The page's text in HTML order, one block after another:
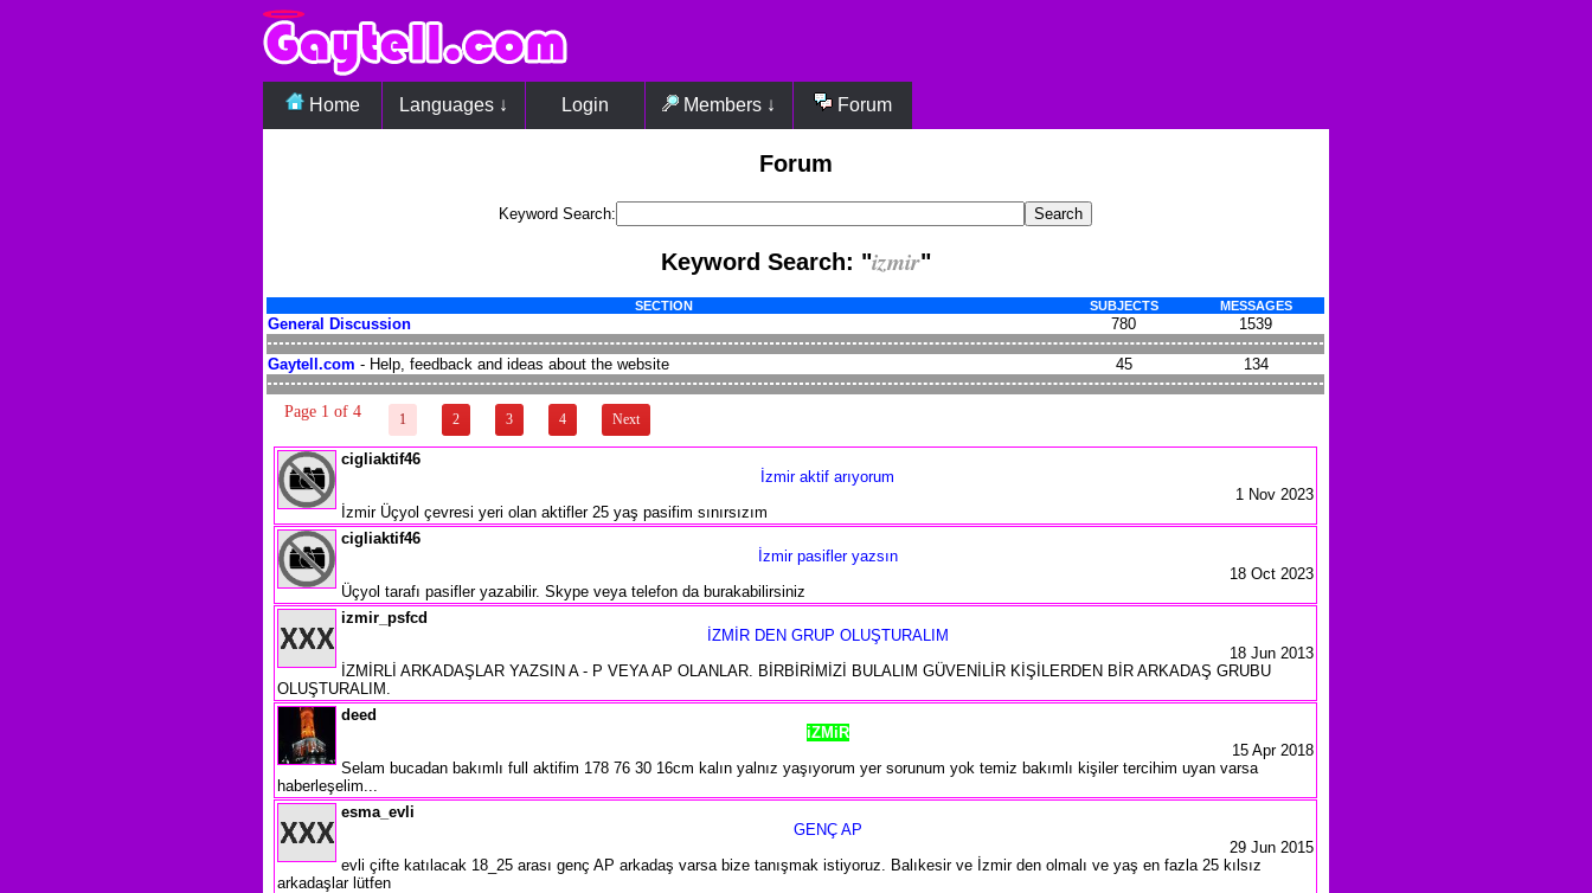
Home Languages ↓ Login Members ↓ Forum
Forum
Keyword Search:
Keyword Search: "izmir"
SECTION SUBJECTS MESSAGES
General Discussion 780 1539
Gaytell.com - Help, feedback and ideas about the website 45 134
Page 1 of 4 1 2 3 4 Next
cigliaktif46
İzmir aktif arıyorum
1 Nov 2023
İzmir Üçyol çevresi yeri olan aktifler 25 yaş pasifim sınırsızım
cigliaktif46
İzmir pasifler yazsın
18 Oct 2023
Üçyol tarafı pasifler yazabilir. Skype veya telefon da burakabilirsiniz
izmir_psfcd
İZMİR DEN GRUP OLUŞTURALIM
18 Jun 2013
İZMİRLİ ARKADAŞLAR YAZSIN A - P VEYA AP OLANLAR. BİRBİRİMİZİ BULALIM GÜVENİLİR KİŞİLERDEN BİR ARKADAŞ GRUBU
OLUŞTURALIM.
deed
iZMiR
15 Apr 2018
Selam bucadan bakımlı full aktifim 178 76 30 16cm kalın yalnız yaşıyorum yer sorunum yok temiz bakımlı kişiler tercihim uyan varsa
haberleşelim...
esma_evli
GENÇ AP
29 Jun 2015
evli çifte katılacak 18_25 arası genç AP arkadaş varsa bize tanışmak istiyoruz. Balıkesir ve İzmir den olmalı ve yaş en fazla 25 kılsız
arkadaşlar lütfen